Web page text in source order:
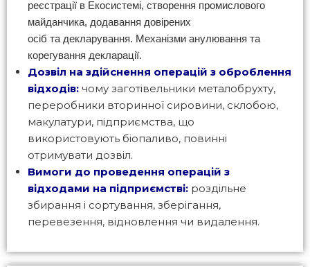
реєстрації в Екосистемі, створення промислового
майданчика, додавання довірених
осіб та декларування. Механізми анулювання та
корегування декларації.
Дозвіл на здійснення операцій з оброблення
відходів: чому заготівельники металобрухту,
переробники вторинної сировини, склобою,
макулатури, підприємства, що
використовують біопаливо, повинні
отримувати дозвіл.
Вимоги до проведення операцій з
відходами на підприємстві: роздільне
збирання і сортування, зберігання,
перевезення, відновлення чи видалення.